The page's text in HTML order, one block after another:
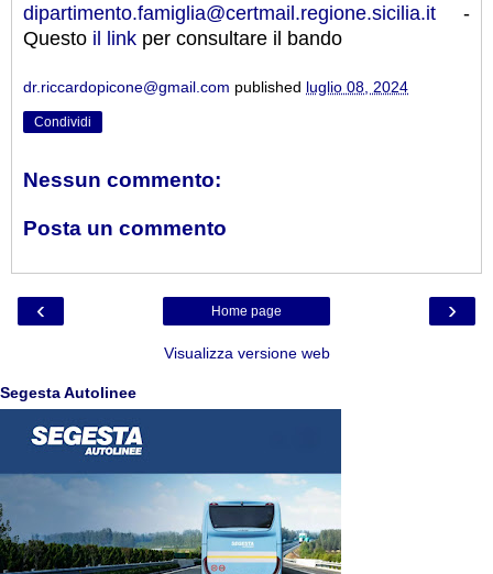
dipartimento.famiglia@certmail.regione.sicilia.it -
Questo il link per consultare il bando
dr.riccardopicone@gmail.com published luglio 08, 2024
Condividi
Nessun commento:
Posta un commento
‹ ›
Home page
Visualizza versione web
Segesta Autolinee